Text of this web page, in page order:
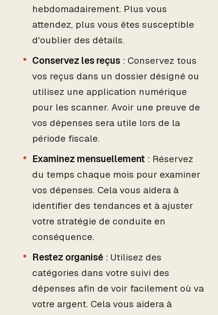
hebdomadairement. Plus vous
attendez, plus vous êtes susceptible
d'oublier des détails.
Conservez les reçus : Conservez tous
vos reçus dans un dossier désigné ou
utilisez une application numérique
pour les scanner. Avoir une preuve de
vos dépenses sera utile lors de la
période fiscale.
Examinez mensuellement : Réservez
du temps chaque mois pour examiner
vos dépenses. Cela vous aidera à
identifier des tendances et à ajuster
votre stratégie de conduite en
conséquence.
Restez organisé : Utilisez des
catégories dans votre suivi des
dépenses afin de voir facilement où va
votre argent. Cela vous aidera à